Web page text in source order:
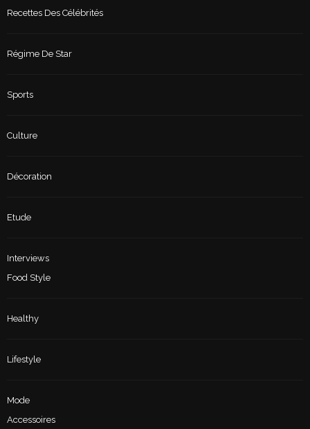
Recettes Des Célébrités
Régime De Star
Sports
Culture
Décoration
Etude
Interviews
Food Style
Healthy
Lifestyle
Mode
Accessoires